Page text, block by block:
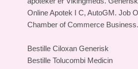
Online Apotek I C, AutoGM. Job
Chamber of Commerce
Bestille Ciloxan Generisk
Bestille Tolucombi Medicin